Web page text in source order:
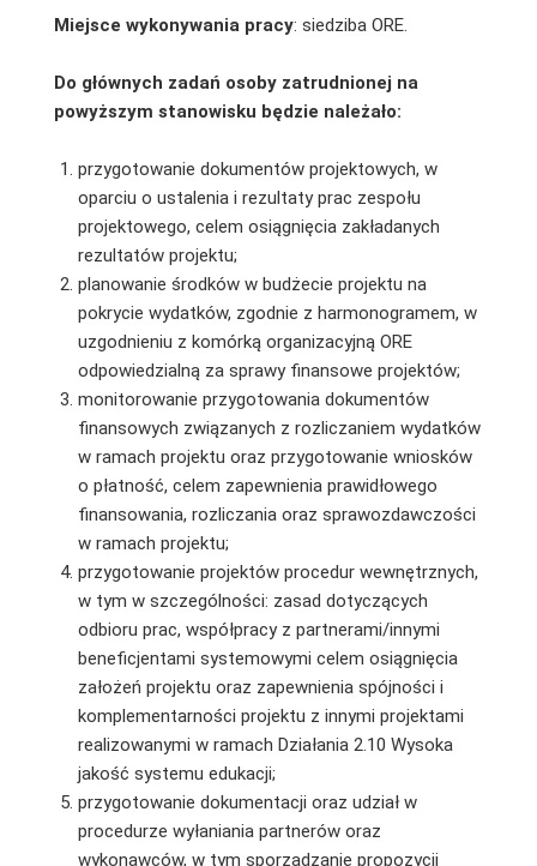
Miejsce wykonywania pracy: siedziba ORE.
Do głównych zadań osoby zatrudnionej na
powyższym stanowisku będzie należało:
przygotowanie dokumentów projektowych, w
oparciu o ustalenia i rezultaty prac zespołu
projektowego, celem osiągnięcia zakładanych
rezultatów projektu;
planowanie środków w budżecie projektu na
pokrycie wydatków, zgodnie z harmonogramem, w
uzgodnieniu z komórką organizacyjną ORE
odpowiedzialną za sprawy finansowe projektów;
monitorowanie przygotowania dokumentów
finansowych związanych z rozliczaniem wydatków
w ramach projektu oraz przygotowanie wniosków
o płatność, celem zapewnienia prawidłowego
finansowania, rozliczania oraz sprawozdawczości
w ramach projektu;
przygotowanie projektów procedur wewnętrznych,
w tym w szczególności: zasad dotyczących
odbioru prac, współpracy z partnerami/innymi
beneficjentami systemowymi celem osiągnięcia
założeń projektu oraz zapewnienia spójności i
komplementarności projektu z innymi projektami
realizowanymi w ramach Działania 2.10 Wysoka
jakość systemu edukacji;
przygotowanie dokumentacji oraz udział w
procedurze wyłaniania partnerów oraz
wykonawców, w tym sporządzanie propozycji